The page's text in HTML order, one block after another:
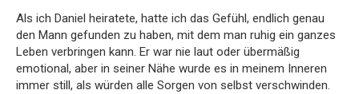
Als ich Daniel heiratete, hatte ich das Gefühl, endlich genau
den Mann gefunden zu haben, mit dem man ruhig ein ganzes
Leben verbringen kann. Er war nie laut oder übermäßig
emotional, aber in seiner Nähe wurde es in meinem Inneren
immer still, als würden alle Sorgen von selbst verschwinden.